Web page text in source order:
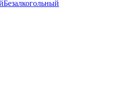
Безалкогольный